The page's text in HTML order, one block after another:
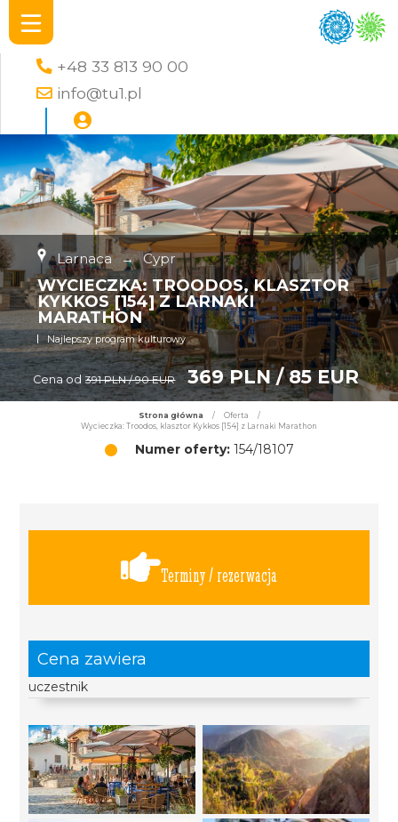
+48 33 813 90 00
info@tu1.pl
Larnaca → Cypr
WYCIECZKA: TROODOS, KLASZTOR
KYKKOS [154] Z LARNAKI
MARATHON
Najlepszy program kulturowy
Cena od 391 PLN / 90 EUR 369 PLN / 85 EUR
Strona główna / Oferta
/
Wycieczka: Troodos, klasztor Kykkos [154] z Larnaki Marathon
Numer oferty:154/18107
Terminy / rezerwacja
Cena zawiera
uczestnik